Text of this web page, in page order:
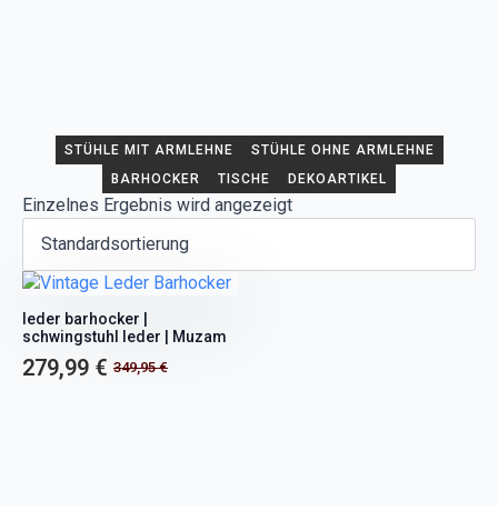
STÜHLE MIT ARMLEHNE
STÜHLE OHNE ARMLEHNE
BARHOCKER
TISCHE DEKOARTIKEL
Einzelnes Ergebnis wird angezeigt
leder barhocker |
schwingstuhl leder | Muzam
349,95€
Ursprünglicher
279,99 €
Aktueller